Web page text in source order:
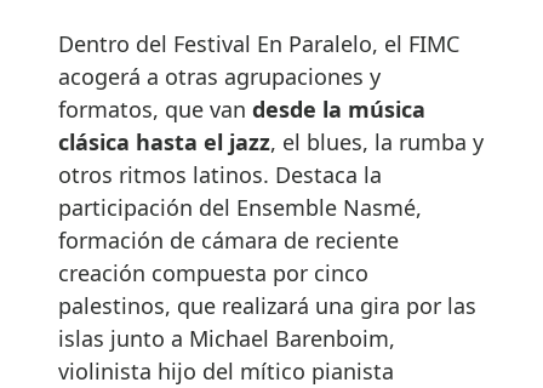
Dentro del Festival En Paralelo, el FIMC
acogerá a otras agrupaciones y
formatos, que van desde la música
clásica hasta el jazz, el blues, la rumba y
otros ritmos latinos. Destaca la
participación del Ensemble Nasmé,
formación de cámara de reciente
creación compuesta por cinco
palestinos, que realizará una gira por las
islas junto a Michael Barenboim,
violinista hijo del mítico pianista